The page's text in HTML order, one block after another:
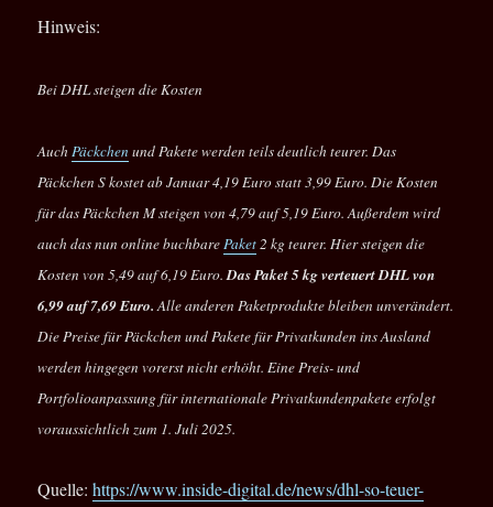
Hinweis:
Bei DHL steigen die Kosten
AuchPäckchen und Pakete werden teils deutlich teurer. Das
Päckchen S kostet ab Januar 4,19 Euro statt 3,99 Euro. Die Kosten
für das Päckchen M steigen von 4,79 auf 5,19 Euro. Außerdem wird
auch das nun online buchbarePaket2 kg teurer. Hier steigen die
Kosten von 5,49 auf 6,19 Euro.Das Paket 5 kg verteuert DHL von
6,99 auf 7,69 Euro.Alle anderen Paketprodukte bleiben unverändert.
Die Preise für Päckchen und Pakete für Privatkunden ins Ausland
werden hingegen vorerst nicht erhöht. Eine Preis- und
Portfolioanpassung für internationale Privatkundenpakete erfolgt
voraussichtlich zum 1. Juli 2025.
Quelle:https://www.inside-digital.de/news/dhl-so-teuer-